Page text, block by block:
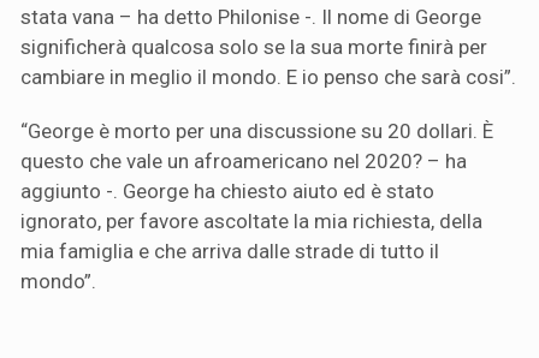
stata vana – ha detto Philonise -. Il nome di George
significherà qualcosa solo se la sua morte finirà per
cambiare in meglio il mondo. E io penso che sarà cosi”.
“George è morto per una discussione su 20 dollari. È
questo che vale un afroamericano nel 2020? – ha
aggiunto -. George ha chiesto aiuto ed è stato
ignorato, per favore ascoltate la mia richiesta, della
mia famiglia e che arriva dalle strade di tutto il
mondo”.